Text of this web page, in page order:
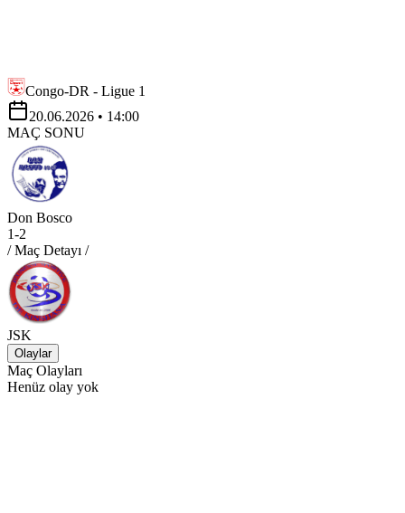
Congo-DR - Ligue 1
20.06.2026 • 14:00
MAÇ SONU
Don Bosco
1-2
/ Maç Detayı /
JSK
Olaylar
Maç Olayları
Henüz olay yok